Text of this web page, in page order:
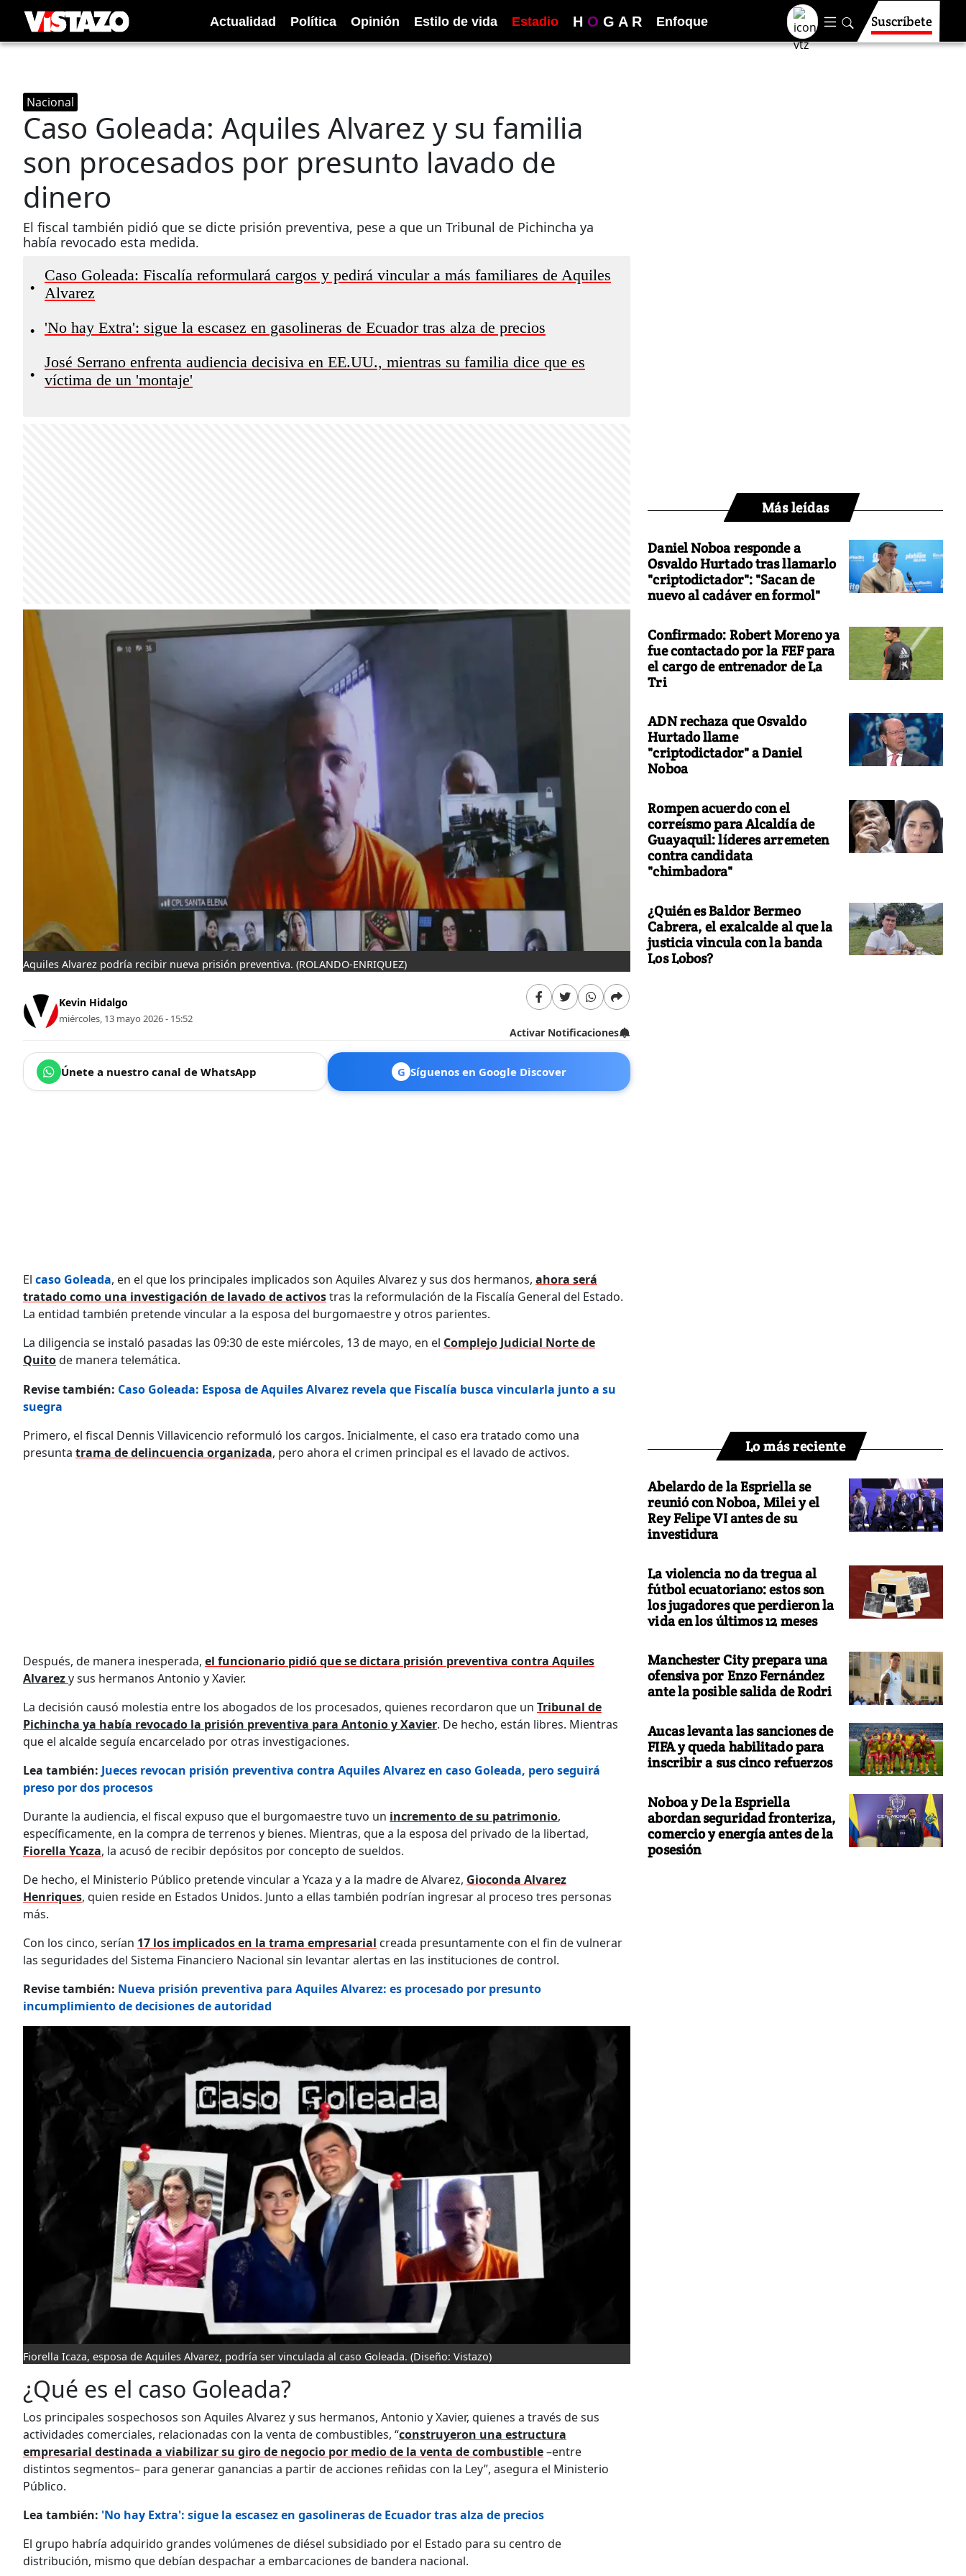
Actualidad Política Opinión Estilo de vida Estadio H O G A R Enfoque Suscríbete
Nacional
Caso Goleada: Aquiles Alvarez y su familia
son procesados por presunto lavado de
dinero
El fiscal también pidió que se dicte prisión preventiva, pese a que un Tribunal de Pichincha ya
había revocado esta medida.
•
Caso Goleada: Fiscalía reformulará cargos y pedirá vincular a más familiares de Aquiles
Alvarez
• 'No hay Extra': sigue la escasez en gasolineras de Ecuador tras alza de precios
•
José Serrano enfrenta audiencia decisiva en EE.UU., mientras su familia dice que es
víctima de un 'montaje'
Aquiles Alvarez podría recibir nueva prisión preventiva. (ROLANDO-ENRIQUEZ)
Kevin Hidalgo
miércoles, 13 mayo 2026 - 15:52
Activar Notificaciones
Únete a nuestro canal de WhatsApp G Síguenos en Google Discover
El caso Goleada, en el que los principales implicados son Aquiles Alvarez y sus dos hermanos, ahora será
tratado como una investigación de lavado de activostras la reformulación de la Fiscalía General del Estado.
La entidad también pretende vincular a la esposa del burgomaestre y otros parientes.
La diligencia se instaló pasadas las 09:30 de este miércoles, 13 de mayo, en el Complejo Judicial Norte de
Quitode manera telemática.
Revise también: Caso Goleada: Esposa de Aquiles Alvarez revela que Fiscalía busca vincularla junto a su
suegra
Primero, el fiscal Dennis Villavicencio reformuló los cargos. Inicialmente, el caso era tratado como una
presunta trama de delincuencia organizada, pero ahora el crimen principal es el lavado de activos.
Después, de manera inesperada, el funcionario pidió que se dictara prisión preventiva contra Aquiles
Alvarezy sus hermanos Antonio y Xavier.
La decisión causó molestia entre los abogados de los procesados, quienes recordaron que un Tribunal de
Pichincha ya había revocado la prisión preventiva para Antonio y Xavier. De hecho, están libres. Mientras
que el alcalde seguía encarcelado por otras investigaciones.
Lea también: Jueces revocan prisión preventiva contra Aquiles Alvarez en caso Goleada, pero seguirá
preso por dos procesos
Durante la audiencia, el fiscal expuso que el burgomaestre tuvo un incremento de su patrimonio,
específicamente, en la compra de terrenos y bienes. Mientras, que a la esposa del privado de la libertad,
Fiorella Ycaza, la acusó de recibir depósitos por concepto de sueldos.
De hecho, el Ministerio Público pretende vincular a Ycaza y a la madre de Alvarez, Gioconda Alvarez
Henriques, quien reside en Estados Unidos. Junto a ellas también podrían ingresar al proceso tres personas
más.
Con los cinco, serían 17 los implicados en la trama empresarial creada presuntamente con el fin de vulnerar
las seguridades del Sistema Financiero Nacional sin levantar alertas en las instituciones de control.
Revise también: Nueva prisión preventiva para Aquiles Alvarez: es procesado por presunto
incumplimiento de decisiones de autoridad
Fiorella Icaza, esposa de Aquiles Alvarez, podría ser vinculada al caso Goleada. (Diseño: Vistazo)
¿Qué es el caso Goleada?
Los principales sospechosos son Aquiles Alvarez y sus hermanos, Antonio y Xavier, quienes a través de sus
actividades comerciales, relacionadas con la venta de combustibles, “construyeron una estructura
empresarial destinada a viabilizar su giro de negocio por medio de la venta de combustible–entre
distintos segmentos– para generar ganancias a partir de acciones reñidas con la Ley”, asegura el Ministerio
Público.
Lea también: 'No hay Extra': sigue la escasez en gasolineras de Ecuador tras alza de precios
El grupo habría adquirido grandes volúmenes de diésel subsidiado por el Estado para su centro de
distribución, mismo que debían despachar a embarcaciones de bandera nacional.
Más leídas
Daniel Noboa responde a
Osvaldo Hurtado tras llamarlo
"criptodictador": "Sacan de
nuevo al cadáver en formol"
Confirmado: Robert Moreno ya
fue contactado por la FEF para
el cargo de entrenador de La
Tri
ADN rechaza que Osvaldo
Hurtado llame
"criptodictador" a Daniel
Noboa
Rompen acuerdo con el
correísmo para Alcaldía de
Guayaquil: líderes arremeten
contra candidata
"chimbadora"
¿Quién es Baldor Bermeo
Cabrera, el exalcalde al que la
justicia vincula con la banda
Los Lobos?
Lo más reciente
Abelardo de la Espriella se
reunió con Noboa, Milei y el
Rey Felipe VI antes de su
investidura
La violencia no da tregua al
fútbol ecuatoriano: estos son
los jugadores que perdieron la
vida en los últimos 12 meses
Manchester City prepara una
ofensiva por Enzo Fernández
ante la posible salida de Rodri
Aucas levanta las sanciones de
FIFA y queda habilitado para
inscribir a sus cinco refuerzos
Noboa y De la Espriella
abordan seguridad fronteriza,
comercio y energía antes de la
posesión